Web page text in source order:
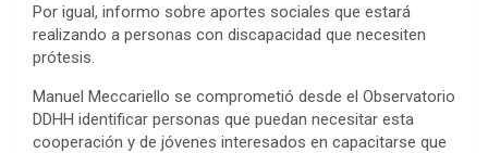
Por igual, informo sobre aportes sociales que estará
realizando a personas con discapacidad que necesiten
prótesis.
Manuel Meccariello se comprometió desde el Observatorio
DDHH identificar personas que puedan necesitar esta
cooperación y de jóvenes interesados en capacitarse que